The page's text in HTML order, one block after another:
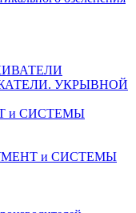
УКРЫВНОЙ
и СИСТЕМЫ
и СИСТЕМЫ